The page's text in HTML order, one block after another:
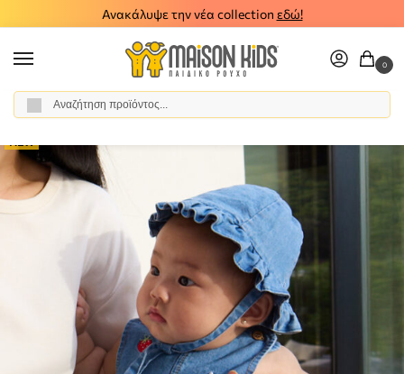
Ανακάλυψε την νέα collection εδώ!
0
Αρχική σελίδα / Βρεφικό Κορίτσι